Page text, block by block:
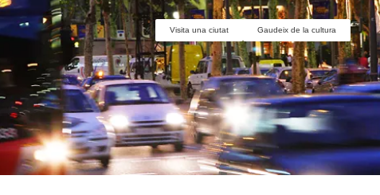
Visita una ciutat Gaudeix de la cultura